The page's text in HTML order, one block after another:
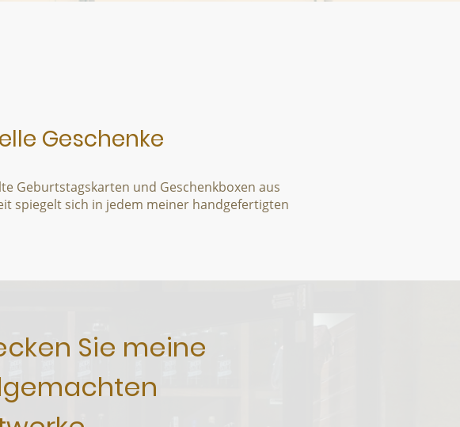
Geschenke
Geburtstagskarten und Geschenkboxen aus
spiegelt sich in jedem meiner handgefertigten
Sie meine